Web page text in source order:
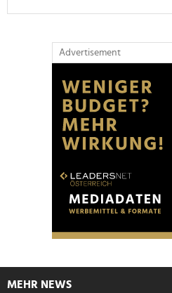
Advertisement
MEHR NEWS